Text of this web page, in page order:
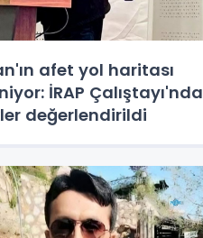
afet yol haritası
İRAP Çalıştayı'nda
değerlendirildi